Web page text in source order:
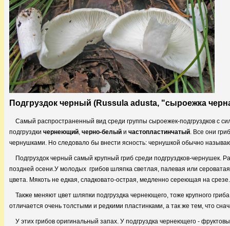
Подгруздок черный (Russula adusta, "сыроежка
Самый распространенный вид среди группы сыроежек-подгруздков с
подгруздки чернеющий, черно-белый и частопластинчатый. Все они
чернушками. Но следовало бы внести ясность: чернушкой обычно
Подгруздок черный самый крупный гриб среди подгруздков-чернушек.
поздней осени.У молодых грибов шляпка светлая, палевая или
цвета. Мякоть не едкая, сладковато-острая, медленно сереющая на срезе.
Также меняют цвет шляпки подгруздка чернеющего, тоже крупного
отличается очень толстыми и редкими пластинками, а так же тем, что
У этих грибов оригинальный запах. У подгруздка чернеющего -